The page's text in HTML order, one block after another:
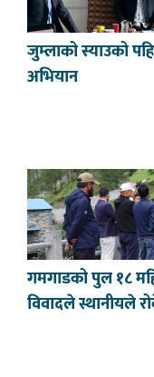
जुम्लाको स्याउको
अभियान
गमगाडको पुल १८
विवादले स्थानीयले